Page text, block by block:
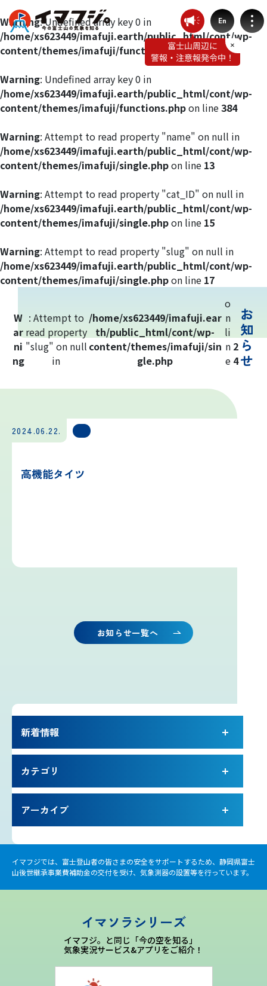
En
登山ルート別気象
富士宮ルート
プリンスルート
御殿場ルート
吉田ルート
富士山まめ知識
観天望気(かんてんぼうき)
富士山の気象の特徴
サイネージプロジェクト
プロフェッショナルのつぶやき
いまふじぃ～さんの部屋
利用規約
プライバシーポリシー
お問い合わせ
Warning: Undefined array key 0 in
/home/xs623449/imafuji.earth/public_html/cont/wp-
content/themes/imafuji/functions.phpon line 412
Warning: Undefined array key 0 in
/home/xs623449/imafuji.earth/public_html/cont/wp-
content/themes/imafuji/functions.phpon line384
Warning: Attempt to read property "name" on null in
/home/xs623449/imafuji.earth/public_html/cont/wp-
content/themes/imafuji/single.phpon line 13
Warning: Attempt to read property "cat_ID" on null in
/home/xs623449/imafuji.earth/public_html/cont/wp-
content/themes/imafuji/single.phpon line 15
Warning: Attempt to read property "slug" on null in
/home/xs623449/imafuji.earth/public_html/cont/wp-
content/themes/imafuji/single.phpon line 17
W
ar
ni
ng
: Attempt to
read property
"slug" on null
in
/home/xs623449/imafuji.ear
th/public_html/cont/wp-
content/themes/imafuji/sin
gle.php
o
n
li
n
e
2
4
お
知
ら
せ
2024.06.22.
高機能タイツ
お知らせ一覧へ
新着情報
カテゴリ
アーカイブ
イマフジでは、富士登山者の皆さまの安全をサポートするため、静岡県富士
山後世継承事業費補助金の交付を受け、気象測器の設置等を行っています。
イマソラシリーズ
イマフジ。と同じ「今の空を知る」
気象実況サービス&アプリをご紹介！